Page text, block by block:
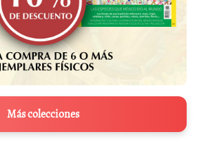
Más colecciones